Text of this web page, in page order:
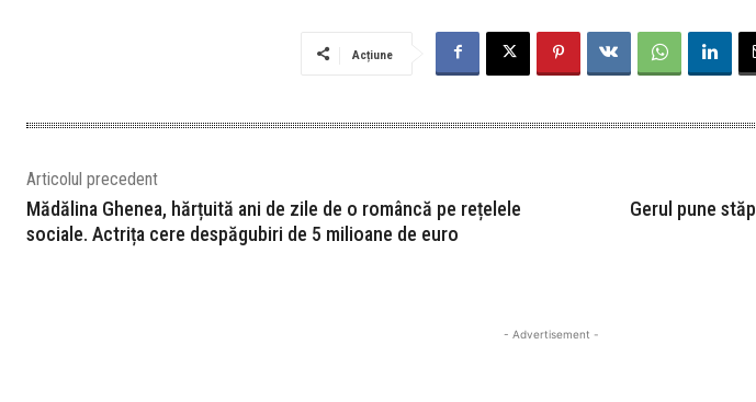
Acțiune
Articolul precedent
Mădălina Ghenea, hărțuită ani de zile de o româncă pe rețelele
sociale. Actrița cere despăgubiri de 5 milioane de euro
Gerul pune
- Advertisement -